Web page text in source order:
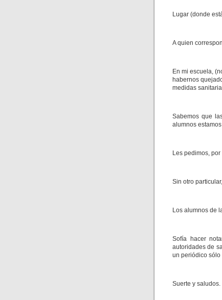
Lugar (donde
A quien
En mi escuela,
habernos
medidas
Sabemos que
alumnos
Les pedimos,
Sin otro
Los alumnos de
Sofía hacer
autoridades de
un periódico
Suerte y saludos.